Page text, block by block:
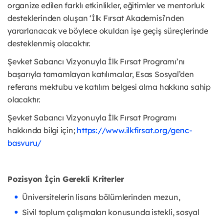
organize edilen farklı etkinlikler, eğitimler ve mentorluk
desteklerinden oluşan ‘İlk Fırsat Akademisi’nden
yararlanacak ve böylece okuldan işe geçiş süreçlerinde
desteklenmiş olacaktır.
Şevket Sabancı Vizyonuyla İlk Fırsat Programı’nı
başarıyla tamamlayan katılımcılar, Esas Sosyal’den
referans mektubu ve katılım belgesi alma hakkına sahip
olacaktır.
Şevket Sabancı Vizyonuyla İlk Fırsat Programı
hakkında bilgi için; https://www.ilkfirsat.org/genc-
basvuru/
Pozisyon İçin Gerekli Kriterler
Üniversitelerin lisans bölümlerinden mezun,
Sivil toplum çalışmaları konusunda istekli, sosyal